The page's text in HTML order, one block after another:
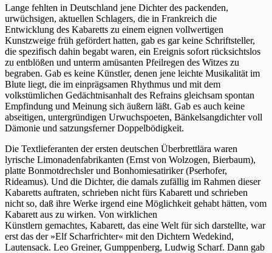
blickt
1925
auf
neue
Kabarettdichtung
Lange fehlten in Deutschland jene Dichter des packenden,
urwüchsigen, aktuellen Schlagers, die in Frankreich die
Entwicklung des Kabaretts zu einem eignen vollwertigen
Kunstzweige früh gefördert hatten, gab es gar keine Schriftsteller,
die spezifisch dahin begabt waren, ein Ereignis sofort rücksichtslos
zu entblößen und unterm amüsanten Pfeilregen des Witzes zu
begraben. Gab es keine Künstler, denen jene leichte Musikalität im
Blute liegt, die im einprägsamen Rhythmus und mit dem
volkstümlichen Gedächtnisanhalt des Refrains gleichsam spontan
Empfindung und Meinung sich äußern läßt. Gab es auch keine
abseitigen, untergründigen Urwuchspoeten, Bänkelsangdichter voll
Dämonie und satzungsferner Doppelbödigkeit.
Die Textlieferanten der ersten deutschen Überbrettlära waren
lyrische Limonadenfabrikanten (Ernst von Wolzogen, Bierbaum),
platte Bonmotdrechsler und Bonhomiesatiriker (Pserhofer,
Rideamus). Und die Dichter, die damals zufällig im Rahmen dieser
Kabaretts auftraten, schrieben nicht fürs Kabarett und schrieben
nicht so, daß ihre Werke irgend eine Möglichkeit gehabt hätten, vom
Kabarett aus zu wirken. Von wirklichen
Künstlern gemachtes, Kabarett, das eine Welt für sich darstellte, war
erst das der »Elf Scharfrichter« mit den Dichtern Wedekind,
Lautensack. Leo Greiner, Gumppenberg, Ludwig Scharf. Dann gab